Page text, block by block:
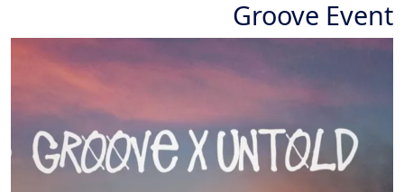
Groove Event